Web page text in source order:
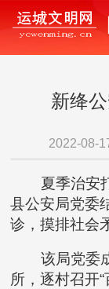
新绛
2022-08-
夏季治安
县公安局党委
诊，摸排社会
该局党委
所，逐村召开